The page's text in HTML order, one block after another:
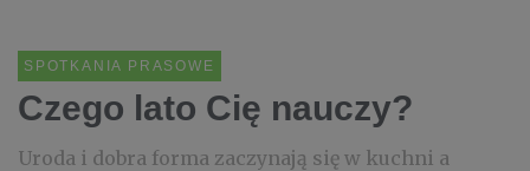
SPOTKANIA PRASOWE
Czego lato Cię nauczy?
Uroda i dobra forma zaczynają się w kuchni a